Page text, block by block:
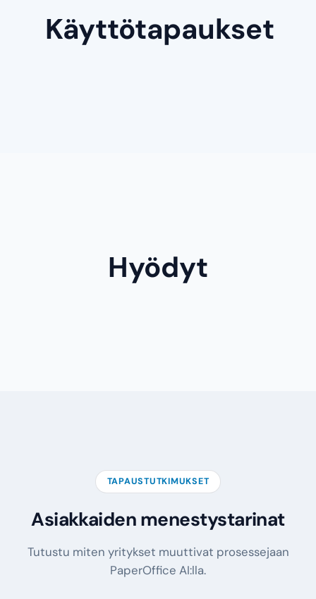
Käyttötapaukset
Hyödyt
TAPAUSTUTKIMUKSET
Asiakkaiden menestystarinat
Tutustu miten yritykset muuttivat prosessejaan
PaperOffice AI:lla.